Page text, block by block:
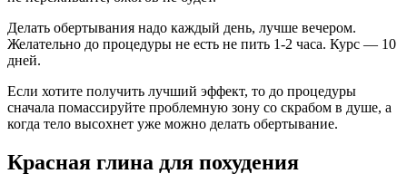
Делать обертывания надо каждый день, лучше вечером.
Желательно до процедуры не есть не пить 1-2 часа. Курс — 10
дней.
Если хотите получить лучший эффект, то до процедуры
сначала помассируйте проблемную зону со скрабом в душе, а
когда тело высохнет уже можно делать обертывание.
Красная глина для похудения